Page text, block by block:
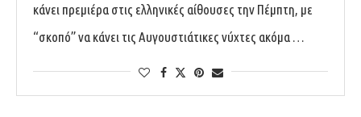
κάνει πρεμιέρα στις ελληνικές αίθουσες την Πέμπτη, με
“σκοπό” να κάνει τις Αυγουστιάτικες νύχτες ακόμα …